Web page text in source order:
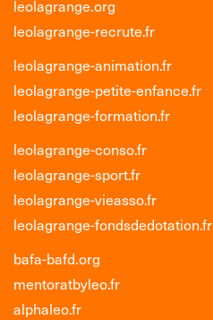
leolagrange.org
leolagrange-recrute.fr
leolagrange-animation.fr
leolagrange-petite-enfance.fr
leolagrange-formation.fr
leolagrange-conso.fr
leolagrange-sport.fr
leolagrange-vieasso.fr
leolagrange-fondsdedotation.fr
bafa-bafd.org
mentoratbyleo.fr
alphaleo.fr